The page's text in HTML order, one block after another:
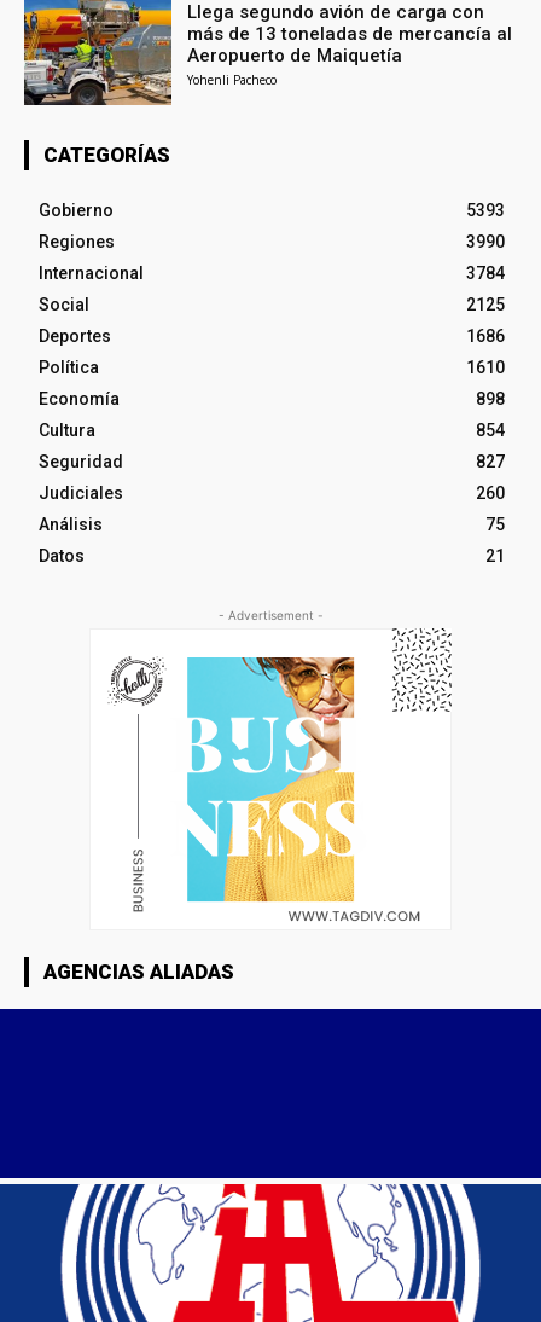
Llega segundo avión de carga con
más de 13 toneladas de mercancía al
Aeropuerto de Maiquetía
Yohenli Pacheco
CATEGORÍAS
Gobierno
5393
Regiones
3990
Internacional
3784
Social
2125
Deportes
1686
Política
1610
Economía
898
Cultura
854
Seguridad
827
Judiciales
260
Análisis
75
Datos
21
- Advertisement -
AGENCIAS ALIADAS